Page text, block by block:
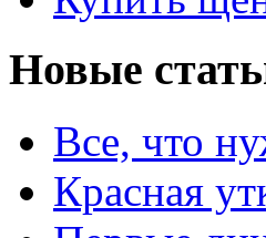
Новые
Все, что
Красная